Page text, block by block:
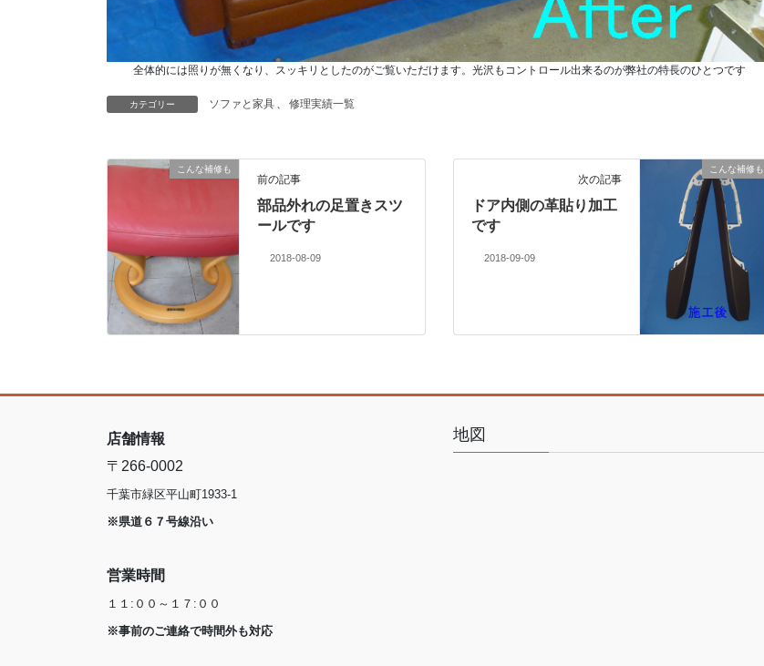
全体的には照りが無くなり、スッキリとしたのがご覧いただけます。光沢もコントロール出来るのが弊社の特長のひとつです
カテゴリー ソファと家具 、 修理実績一覧
こんな補修も
前の記事
部品外れの足置きスツ
ールです
2018-08-09
こんな補修も
次の記事
ドア内側の革貼り加工
です
2018-09-09
店舗情報
〒266-0002
千葉市緑区平山町1933-1
※県道６７号線沿い
営業時間
１１:００～１７:００
※事前のご連絡で時間外も対応
地図